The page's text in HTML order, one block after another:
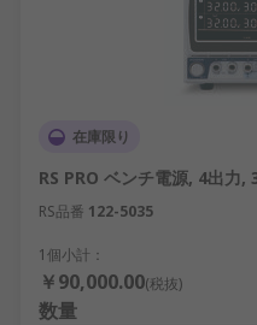
なく、わずかな電力
ます。リニア電源と
率が高い製品です。
その他のベンチ電源の種
プログラマブルDC電
コンパクトDC電源
ソースメータ
電子負荷
在庫限り
RS PRO ベンチ電源, 4出力,
RS品番 122-5035
1個小計：
￥90,000.00(税抜)
数量